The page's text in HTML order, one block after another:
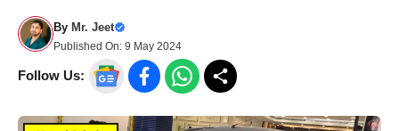
By Mr. Jeet
Published On: 9 May 2024
Follow Us: